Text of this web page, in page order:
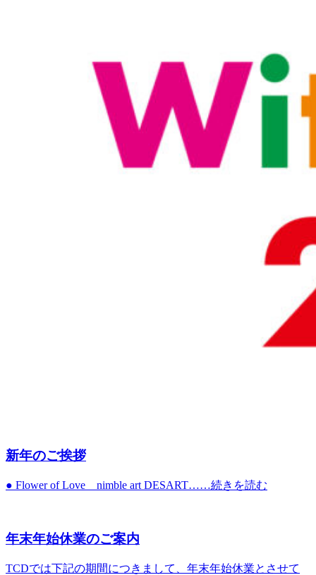
新年のご挨拶
● Flower of Love nimble art DESART……続きを読む
年末年始休業のご案内
TCDでは下記の期間につきまして、年末年始休業とさせて